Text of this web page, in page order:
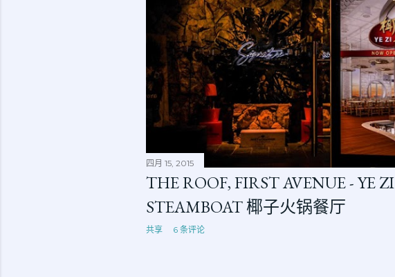
四月 15, 2015
THE ROOF, FIRST AVENUE - YE ZI
STEAMBOAT 椰子火锅餐厅
共享 6 条评论